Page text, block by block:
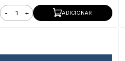
- + ADICIONAR